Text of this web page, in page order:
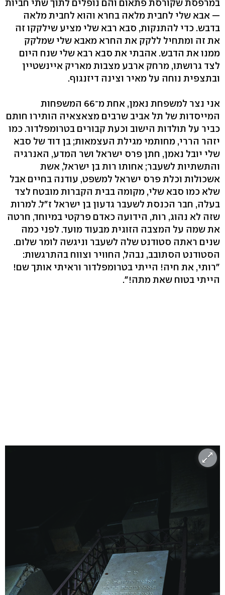
במרפסת שקורסת פתאום והם נופלים לתוך שתי חביות
— אבא שלי לחבית מלאה בחרא והוא לחבית מלאה
בדבש. כדי להתנקות, סבא רבא שלי מציע שילקקו זה
את זה ומתחיל ללקק את החרא מאבא שלי שמלקק
ממנו את הדבש. אהבתי את סבא רבא שלי שנח היום
לצד גרושתו, מרחק ארבע מצבות מאריק איינשטיין
ובתצפית נוחה על מאיר וצינה דיזנגוף.
אני נצר למשפחת נאמן, אחת מ־66 המשפחות
המייסדות של תל אביב שרבים מצאצאיה הותירו חותם
כביר על תולדות הישוב וכעת קבורים בטרומפלדור. כמו
יזהר הררי, מחותמי מגילת העצמאות; בן דוד של סבא
שלי יובל נאמן, חתן פרס ישראל ושר המדע, האנרגיה
והתשתיות לשעבר; אחותו רות בן ישראל, אשת
אשכולות וכלת פרס ישראל למשפט, עודנה בחיים אבל
שלא כמו סבא שלי, מקומה בבית הקברות מובטח לצד
בעלה, חבר הכנסת לשעבר גדעון בן ישראל ז"ל. למרות
שזה לא נהוג, רות, הידועה כאדם פרקטי במיוחד, חרטה
את שמה על המצבה הזוגית מבעוד מועד. לפני כמה
שנים ראתה סטודנט שלה לשעבר וניגשה לומר שלום.
הסטודנט הסתובב, נבהל, החוויר וצווח בהתרגשות:
"רותי, את חיה! הייתי בטרומפלדור וראיתי אותך שם!
הייתי בטוח שאת מתה!".